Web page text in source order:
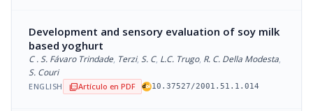
Development and sensory evaluation of soy milk
based yoghurt
C . S. Fávaro Trindade, Terzi, S. C, L.C. Trugo, R. C. Della Modesta,
S. Couri
ENGLISH picture_as_pdfArtículo en PDF 10.37527/2001.51.1.014